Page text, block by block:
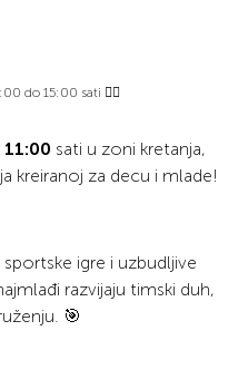
sati u zoni kretanja,
kreiranoj za decu i mlade!
igre i uzbudljive
razvijaju timski duh,
🎯